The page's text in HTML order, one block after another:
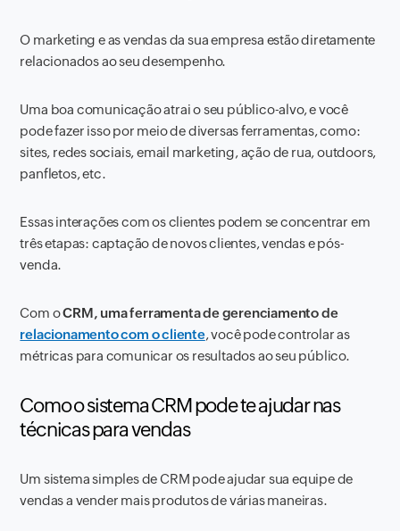
O marketing e as vendas da sua empresa estão diretamente
relacionados ao seu desempenho.
Uma boa comunicação atrai o seu público-alvo, e você
pode fazer isso por meio de diversas ferramentas, como:
sites, redes sociais, email marketing, ação de rua, outdoors,
panfletos, etc.
Essas interações com os clientes podem se concentrar em
três etapas: captação de novos clientes, vendas e pós-
venda.
Com oCRM, uma ferramenta de gerenciamento de
relacionamento com o cliente, você pode controlar as
métricas para comunicar os resultados ao seu público.
Como o sistema CRM pode te ajudar nas
técnicas para vendas
Um sistema simples de CRM pode ajudar sua equipe de
vendas a vender mais produtos de várias maneiras.